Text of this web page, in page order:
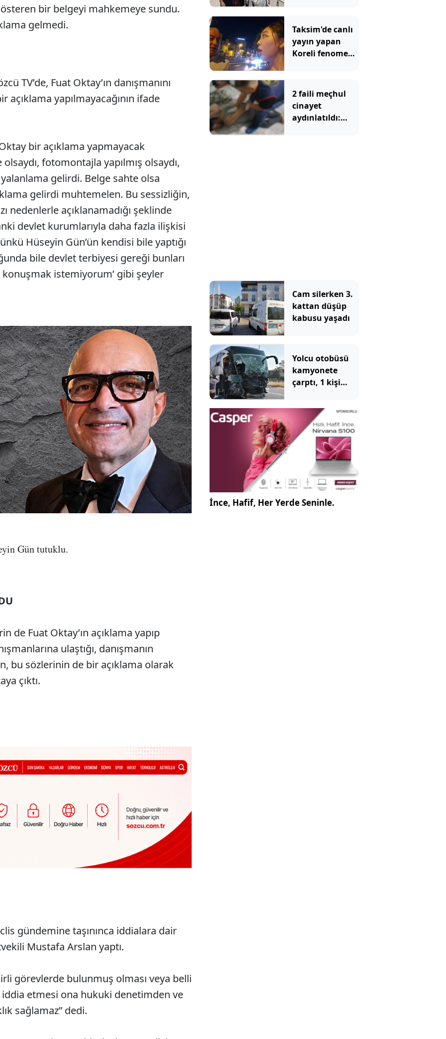
bir belgeyi mahkemeye sundu.
gelmedi.
TV’de, Fuat Oktay’ın danışmanını
açıklama yapılmayacağının ifade
bir açıklama yapmayacak
fotomontajla yapılmış olsaydı,
gelirdi. Belge sahte olsa
gelirdi muhtemelen. Bu sessizliğin,
nedenlerle açıklanamadığı şeklinde
devlet kurumlarıyla daha fazla ilişkisi
Hüseyin Gün’ün kendisi bile yaptığı
bile devlet terbiyesi gereği bunları
istemiyorum’ gibi şeyler
Gün tutuklu.
de Fuat Oktay’ın açıklama yapıp
ulaştığı, danışmanın
bu sözlerinin de bir açıklama olarak
çıktı.
gündemine taşınınca iddialara dair
Mustafa Arslan yaptı.
görevlerde bulunmuş olması veya belli
etmesi ona hukuki denetimden ve
sağlamaz” dedi.
Taksim'de canlı
yayın yapan
Koreli fenomene
2 faili meçhul
cinayet
aydınlatıldı:
Cam silerken 3.
kattan düşüp
kabusu yaşadı
Yolcu otobüsü
kamyonete
çarptı, 1 kişi
yaralandı
İnce, Hafif, Her Yerde Seninle.